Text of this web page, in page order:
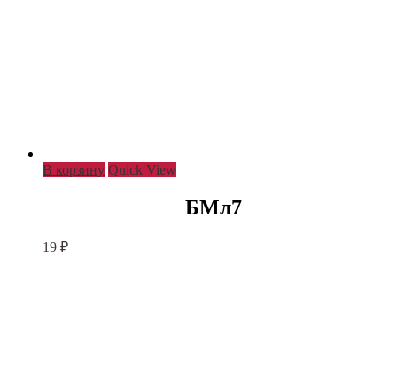
В корзину Quick View
БМл7
19 ₽